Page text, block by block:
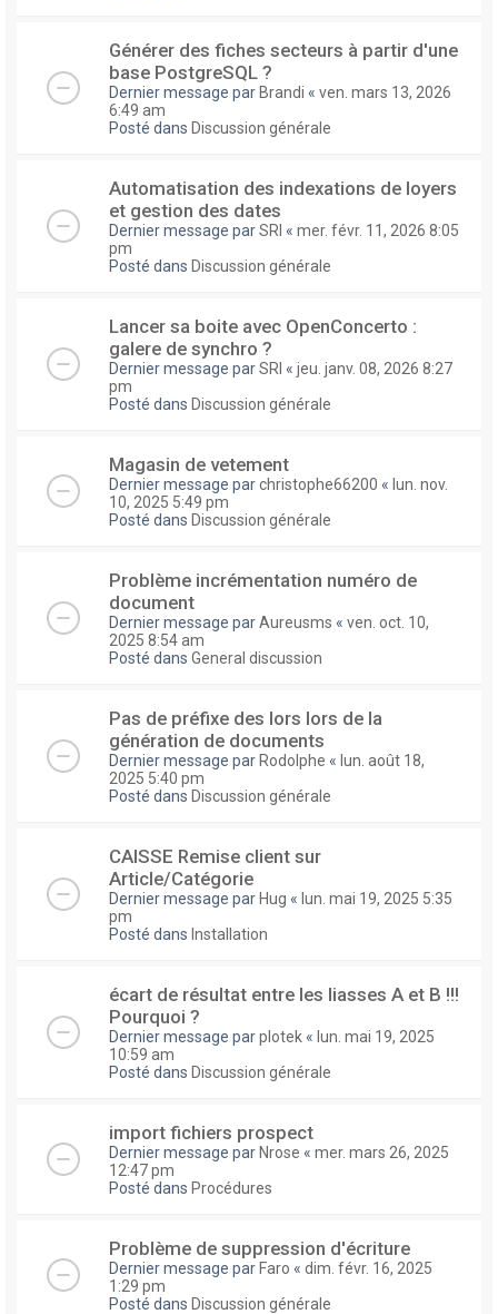
Générer des fiches secteurs à partir d'une
base PostgreSQL ?
Dernier message par Brandi « ven. mars 13, 2026
6:49 am
Posté dans Discussion générale
Automatisation des indexations de loyers
et gestion des dates
Dernier message parSRI « mer. févr. 11, 2026 8:05
pm
Posté dans Discussion générale
Lancer sa boite avec OpenConcerto :
galere de synchro ?
Dernier message parSRI « jeu. janv. 08, 2026 8:27
pm
Posté dans Discussion générale
Magasin de vetement
Dernier message parchristophe66200 « lun. nov.
10, 2025 5:49 pm
Posté dans Discussion générale
Problème incrémentation numéro de
document
Dernier message parAureusms « ven. oct. 10,
2025 8:54 am
Posté dans General discussion
Pas de préfixe des lors lors de la
génération de documents
Dernier message par Rodolphe « lun. août 18,
2025 5:40 pm
Posté dans Discussion générale
CAISSE Remise client sur
Article/Catégorie
Dernier message par Hug « lun. mai 19, 2025 5:35
pm
Posté dans Installation
écart de résultat entre les liasses A et B !!!
Pourquoi ?
Dernier message parplotek « lun. mai 19, 2025
10:59 am
Posté dans Discussion générale
import fichiers prospect
Dernier message par Nrose « mer. mars 26, 2025
12:47 pm
Posté dans Procédures
Problème de suppression d'écriture
Dernier message par Faro « dim. févr. 16, 2025
1:29 pm
Posté dans Discussion générale